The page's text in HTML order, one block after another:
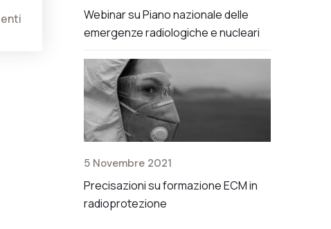
18
Webinar su Piano nazionale delle
emergenze radiologiche e nucleari
5 Novembre 2021
Precisazioni su formazione ECM in
radioprotezione